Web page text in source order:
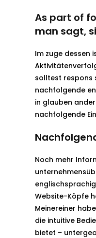
As part of
man sagt,
Im zuge dessen
solltest respons
nachfolgende
in glauben
nachfolgende
Noch mehr
Website-Köpfe
Meinereiner
die intuitive
bietet –